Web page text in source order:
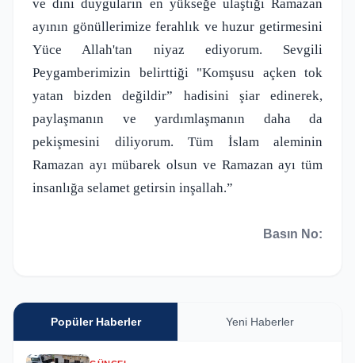
ve dini duyguların en yükseğe ulaştığı Ramazan
ayının gönüllerimize ferahlık ve huzur getirmesini
Yüce Allah'tan niyaz ediyorum. Sevgili
Peygamberimizin belirttiği "Komşusu açken tok
yatan bizden değildir” hadisini şiar edinerek,
paylaşmanın ve yardımlaşmanın daha da
pekişmesini diliyorum. Tüm İslam aleminin
Ramazan ayı mübarek olsun ve Ramazan ayı tüm
insanlığa selamet getirsin inşallah.”
Basın No:
Popüler Haberler Yeni Haberler